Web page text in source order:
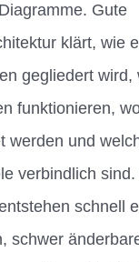
Gute
klärt, wie
gegliedert wird,
funktionieren,
werden und
verbindlich
schnell
schwer